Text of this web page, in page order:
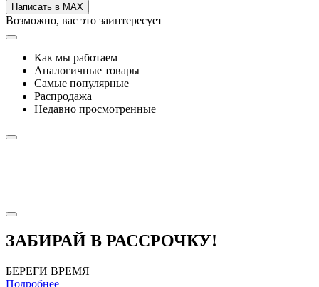
Написать в MAX
Возможно, вас это заинтересует
Как мы работаем
Аналогичные товары
Самые популярные
Распродажа
Недавно просмотренные
ЗАБИРАЙ В РАССРОЧКУ!
БЕРЕГИ ВРЕМЯ
Подробнее